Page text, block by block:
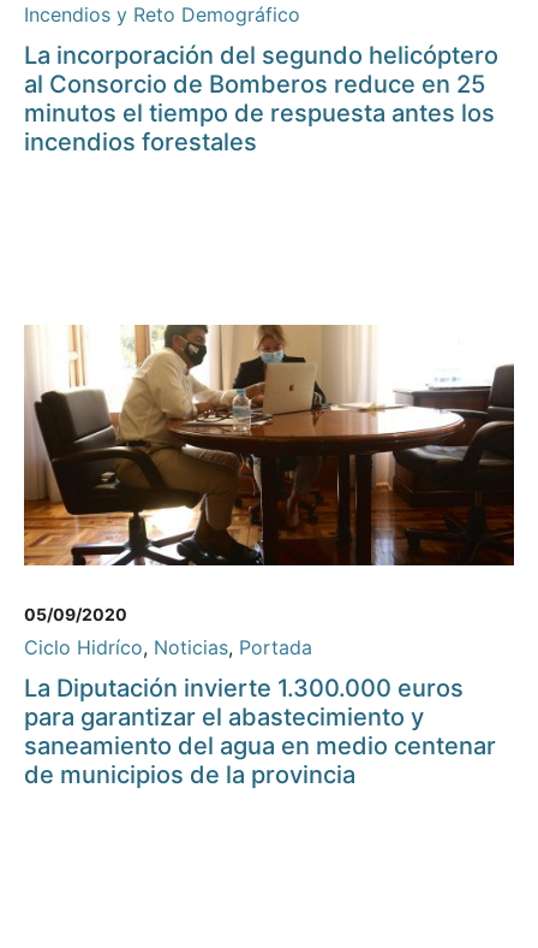
Incendios y Reto Demográfico
La incorporación del segundo helicóptero
al Consorcio de Bomberos reduce en 25
minutos el tiempo de respuesta antes los
incendios forestales
05/09/2020
Ciclo Hidríco, Noticias, Portada
La Diputación invierte 1.300.000 euros
para garantizar el abastecimiento y
saneamiento del agua en medio centenar
de municipios de la provincia